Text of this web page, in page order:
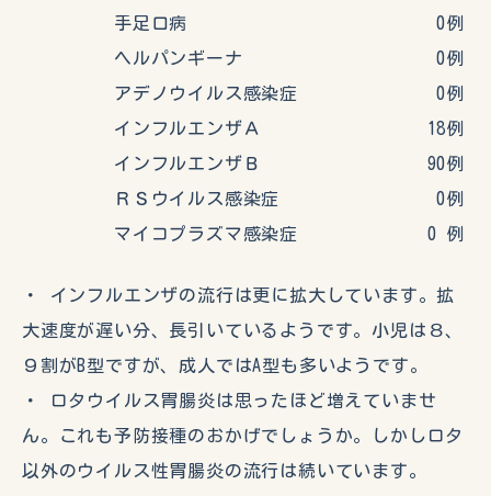
手足口病 0例
ヘルパンギーナ 0例
アデノウイルス感染症 0例
インフルエンザＡ 18例
インフルエンザＢ 90例
ＲＳウイルス感染症 0例
マイコプラズマ感染症 0 例
・ インフルエンザの流行は更に拡大しています。拡
大速度が遅い分、長引いているようです。小児は８、
９割がB型ですが、成人ではA型も多いようです。
・ ロタウイルス胃腸炎は思ったほど増えていませ
ん。これも予防接種のおかげでしょうか。しかしロタ
以外のウイルス性胃腸炎の流行は続いています。